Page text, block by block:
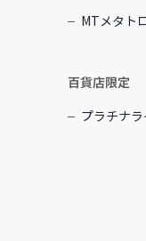
MTメタト
百貨店限定
プラチナラ